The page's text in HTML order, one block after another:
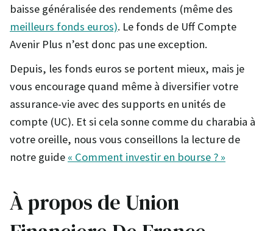
baisse généralisée des rendements (même des
meilleurs fonds euros). Le fonds de Uff Compte
Avenir Plus n’est donc pas une exception.
Depuis, les fonds euros se portent mieux, mais je
vous encourage quand même à diversifier votre
assurance-vie avec des supports en unités de
compte (UC). Et si cela sonne comme du charabia à
votre oreille, nous vous conseillons la lecture de
notre guide « Comment investir en bourse ? »
À propos de Union